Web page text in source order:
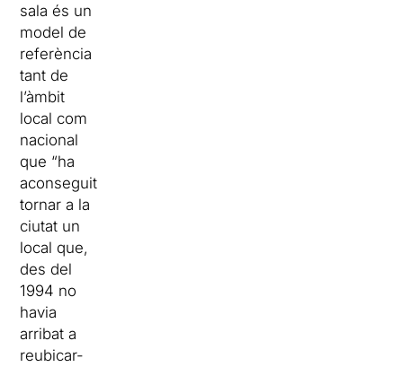
sala és un
model de
referència
tant de
l’àmbit
local com
nacional
que “ha
aconseguit
tornar a la
ciutat un
local que,
des del
1994 no
havia
arribat a
reubicar-